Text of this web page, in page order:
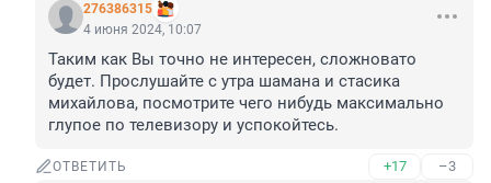
276386315
4 июня 2024, 10:07
Таким как Вы точно не интересен, сложновато
будет. Прослушайте с утра шамана и стасика
михайлова, посмотрите чего нибудь максимально
глупое по телевизору и успокойтесь.
ОТВЕТИТЬ +17 –3